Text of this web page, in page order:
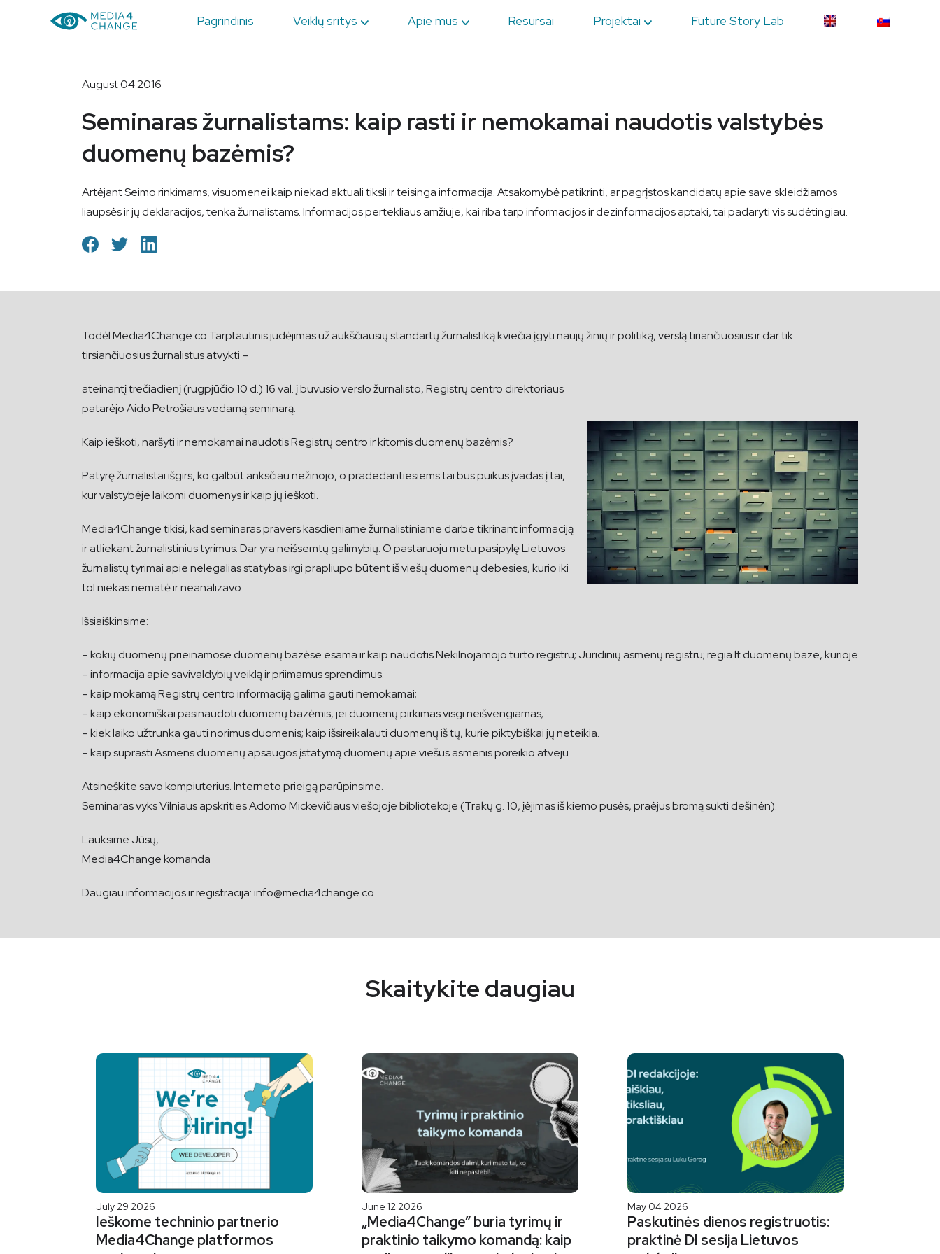
Pagrindinis Veiklų sritys Apie mus Resursai Projektai Future Story Lab
August 04 2016
Seminaras žurnalistams: kaip rasti ir nemokamai naudotis valstybės
duomenų bazėmis?
Artėjant Seimo rinkimams, visuomenei kaip niekad aktuali tiksli ir teisinga informacija. Atsakomybė patikrinti, ar pagrįstos kandidatų apie save skleidžiamos
liaupsės ir jų deklaracijos, tenka žurnalistams. Informacijos pertekliaus amžiuje, kai riba tarp informacijos ir dezinformacijos aptaki, tai padaryti vis sudėtingiau.
Todėl Media4Change.co Tarptautinis judėjimas už aukščiausių standartų žurnalistiką kviečia įgyti naujų žinių ir politiką, verslą tiriančiuosius ir dar tik
tirsiančiuosius žurnalistus atvykti –
ateinantį trečiadienį (rugpjūčio 10 d.) 16 val. į buvusio verslo žurnalisto, Registrų centro direktoriaus
patarėjo Aido Petrošiaus vedamą seminarą:
Kaip ieškoti, naršyti ir nemokamai naudotis Registrų centro ir kitomis duomenų bazėmis?
Patyrę žurnalistai išgirs, ko galbūt anksčiau nežinojo, o pradedantiesiems tai bus puikus įvadas į tai,
kur valstybėje laikomi duomenys ir kaip jų ieškoti.
Media4Change tikisi, kad seminaras pravers kasdieniame žurnalistiniame darbe tikrinant informaciją
ir atliekant žurnalistinius tyrimus. Dar yra neišsemtų galimybių. O pastaruoju metu pasipylę Lietuvos
žurnalistų tyrimai apie nelegalias statybas irgi prapliupo būtent iš viešų duomenų debesies, kurio iki
tol niekas nematė ir neanalizavo.
Išsiaiškinsime:
– kokių duomenų prieinamose duomenų bazėse esama ir kaip naudotis Nekilnojamojo turto registru; Juridinių asmenų registru; regia.lt duomenų baze, kurioje
– informacija apie savivaldybių veiklą ir priimamus sprendimus.
– kaip mokamą Registrų centro informaciją galima gauti nemokamai;
– kaip ekonomiškai pasinaudoti duomenų bazėmis, jei duomenų pirkimas visgi neišvengiamas;
– kiek laiko užtrunka gauti norimus duomenis; kaip išsireikalauti duomenų iš tų, kurie piktybiškai jų neteikia.
– kaip suprasti Asmens duomenų apsaugos įstatymą duomenų apie viešus asmenis poreikio atveju.
Atsineškite savo kompiuterius. Interneto prieigą parūpinsime.
Seminaras vyks Vilniaus apskrities Adomo Mickevičiaus viešojoje bibliotekoje (Trakų g. 10, įėjimas iš kiemo pusės, praėjus bromą sukti dešinėn).
Lauksime Jūsų,
Media4Change komanda
Daugiau informacijos ir registracija:info@media4change.co
Skaitykite daugiau
July 29 2026
Ieškome techninio partnerio
Media4Change platformos
June 12 2026
„Media4Change” buria tyrimų ir
praktinio taikymo komandą: kaip
May 04 2026
Paskutinės dienos registruotis:
praktinė DI sesija Lietuvos